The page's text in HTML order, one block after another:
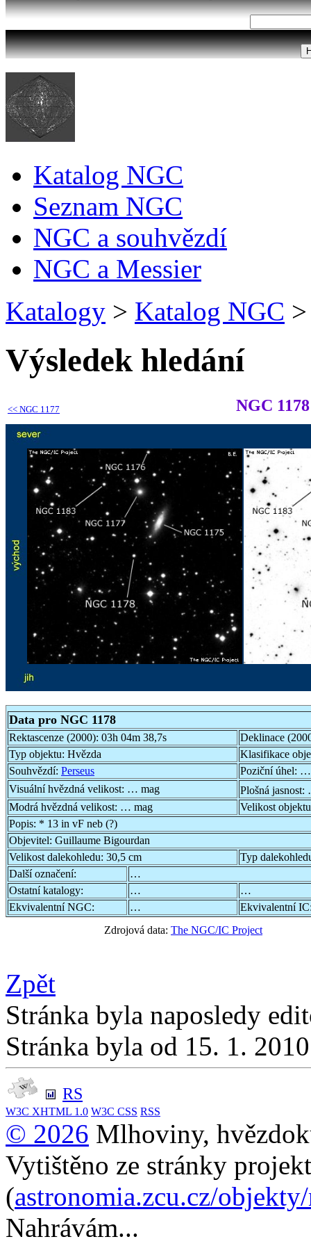
Katalog NGC
Seznam NGC
NGC a souhvězdí
NGC a Messier
Katalogy > Katalog NGC >
Výsledek hledání
<< NGC 1177 NGC 1178
Data pro NGC 1178
Rektascenze (2000): 03h 04m 38,7s
Deklinace
Typ objektu: Hvězda
Klasifikace
Souhvězdí: Perseus Poziční úhel: …
Visuální hvězdná velikost: … mag Plošná jasnost:
Modrá hvězdná velikost: … mag
Velikost
Popis: * 13 in vF neb (?)
Objevitel: Guillaume Bigourdan
Velikost dalekohledu: 30,5 cm
Typ
Další označení:
…
Ostatní katalogy:
…
…
Ekvivalentní NGC:
…
Ekvivalentní
Zdrojová data: The NGC/IC Project
Zpět
Stránka byla naposledy
Stránka byla od 15. 1.
RS
W3C XHTML 1.0 W3C CSS RSS
© 2026 Mlhoviny,
Vytištěno ze stránky
(astronomia.zcu.cz/
Nahrávám...